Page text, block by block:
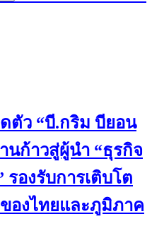
ดตัว “บี.กริม บียอน
นก้าวสู่ผู้นำ “ธุรกิจ
องรับการเติบโต
องไทยและภูมิภาค